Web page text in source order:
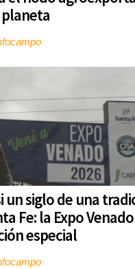
un siglo de una
Fe: la Expo
especial